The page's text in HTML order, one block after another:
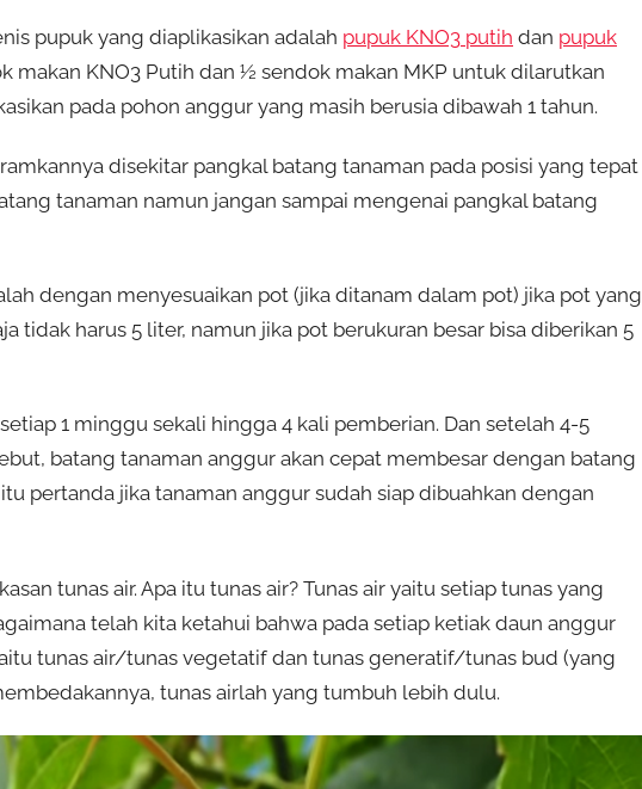
pupuk yang diaplikasikan adalah pupuk KNO3 putih dan pupuk
makan KNO3 Putih dan ½ sendok makan MKP untuk dilarutkan
pada pohon anggur yang masih berusia dibawah 1 tahun.
disekitar pangkal batang tanaman pada posisi yang tepat
tanaman namun jangan sampai mengenai pangkal batang
dengan menyesuaikan pot (jika ditanam dalam pot) jika pot yang
tidak harus 5 liter, namun jika pot berukuran besar bisa diberikan 5
1 minggu sekali hingga 4 kali pemberian. Dan setelah 4-5
batang tanaman anggur akan cepat membesar dengan batang
pertanda jika tanaman anggur sudah siap dibuahkan dengan
tunas air. Apa itu tunas air? Tunas air yaitu setiap tunas yang
telah kita ketahui bahwa pada setiap ketiak daun anggur
tunas air/tunas vegetatif dan tunas generatif/tunas bud (yang
tunas airlah yang tumbuh lebih dulu.